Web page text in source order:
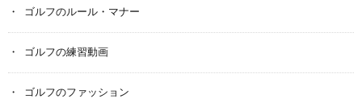
ゴルフのルール・マナー
ゴルフの練習動画
ゴルフのファッション